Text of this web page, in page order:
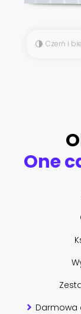
Czerń i
Darmowa